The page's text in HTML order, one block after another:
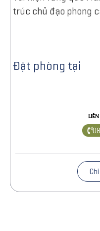
trúc chủ đạo phong
Đặt phòng tại